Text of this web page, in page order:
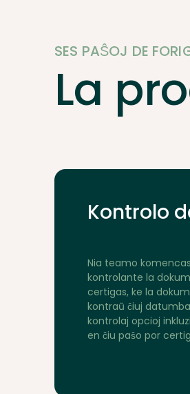
SES PAŜOJ DE
La
Kontrolo
Nia teamo
kontrolante la
certigas, ke la
kontraŭ ĉiuj
kontrolaj opcioj
en ĉiu paŝo por